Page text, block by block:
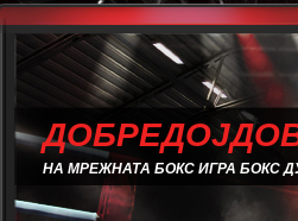
НА МРЕЖНАТА БОКС ИГРА БОКС